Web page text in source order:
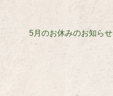
5月のお休みのお知らせ